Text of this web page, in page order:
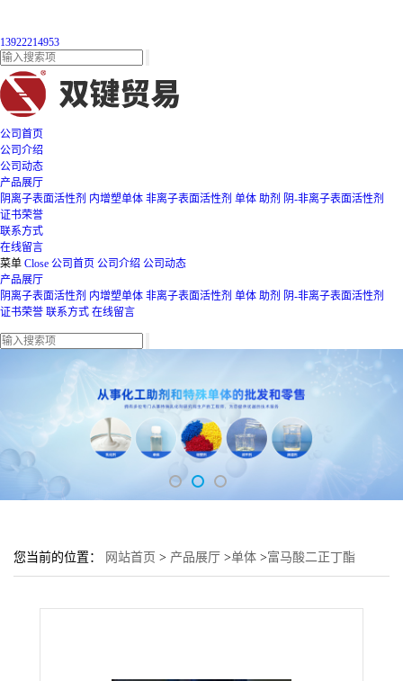
13922214953
公司首页
公司介绍
公司动态
产品展厅
阴离子表面活性剂 内增塑单体 非离子表面活性剂 单体 助剂 阴-非离子表面活性剂
证书荣誉
联系方式
在线留言
菜单 Close 公司首页 公司介绍 公司动态
产品展厅
阴离子表面活性剂 内增塑单体 非离子表面活性剂 单体 助剂 阴-非离子表面活性剂
证书荣誉 联系方式 在线留言
您当前的位置： 网站首页 > 产品展厅 >单体 >富马酸二正丁酯